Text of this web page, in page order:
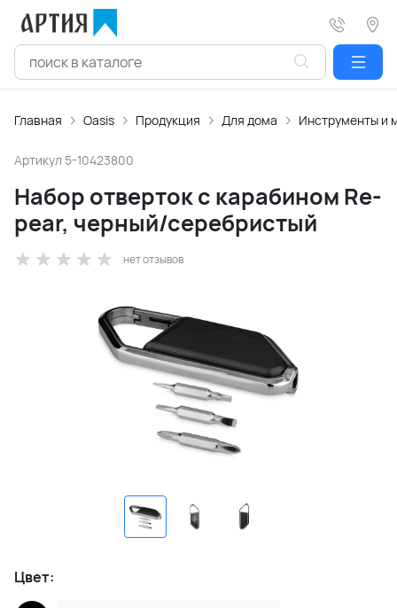
Главная Oasis Продукция Для дома Инструменты и
Артикул 5-10423800
Набор отверток с карабином Re-
pear, черный/серебристый
нет отзывов
Цвет: